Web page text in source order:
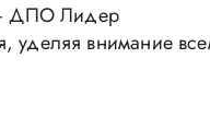
ДПО Лидер
уделяя внимание